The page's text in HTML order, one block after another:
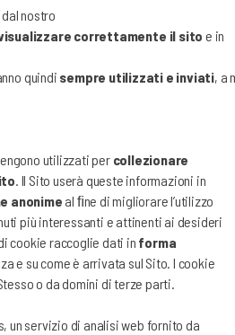
nostro
correttamente il sito e in
quindi sempre utilizzati e inviati, a
utilizzati per collezionare
. Il Sito userà queste informazioni in
anonime al ﬁne di migliorare l’utilizzo
più interessanti e attinenti ai desideri
cookie raccoglie dati in forma
e su come è arrivata sul Sito. I cookie
o da domini di terze parti.
un servizio di analisi web fornito da